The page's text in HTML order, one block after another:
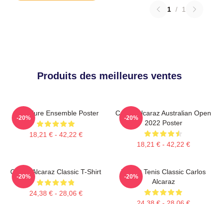
1 / 1
Produits des meilleures ventes
Ace Allure Ensemble Poster
18,21 € - 42,22 €
-20%
Carlos Alcaraz Australian Open
2022 Poster
18,21 € - 42,22 €
-20%
Carlos Alcaraz Classic T-Shirt
24,38 € - 28,06 €
-20%
T-Shirt Tenis Classic Carlos
Alcaraz
-20%